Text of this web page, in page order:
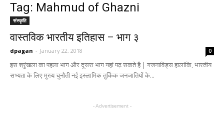
Tag: Mahmud of Ghazni
संस्कृति
वास्तविक भारतीय इतिहास – भाग ३
dpagan - January 22, 2018 0
इस श्रृंखला का पहला भाग और दूसरा भाग यहां पढ़ सकते है | गजनाविड्स हालांकि, भारतीय
सभ्यता के लिए मुख्य चुनौती नई इस्लामिक तुर्किक जनजातियों के...
- Advertisement -